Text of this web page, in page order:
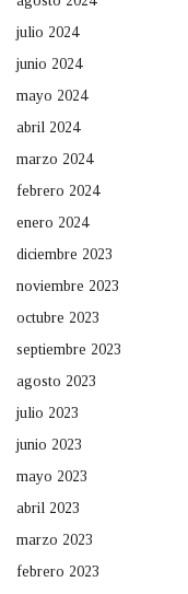
julio 2024
junio 2024
mayo 2024
abril 2024
marzo 2024
febrero 2024
enero 2024
diciembre 2023
noviembre 2023
octubre 2023
septiembre 2023
agosto 2023
julio 2023
junio 2023
mayo 2023
abril 2023
marzo 2023
febrero 2023